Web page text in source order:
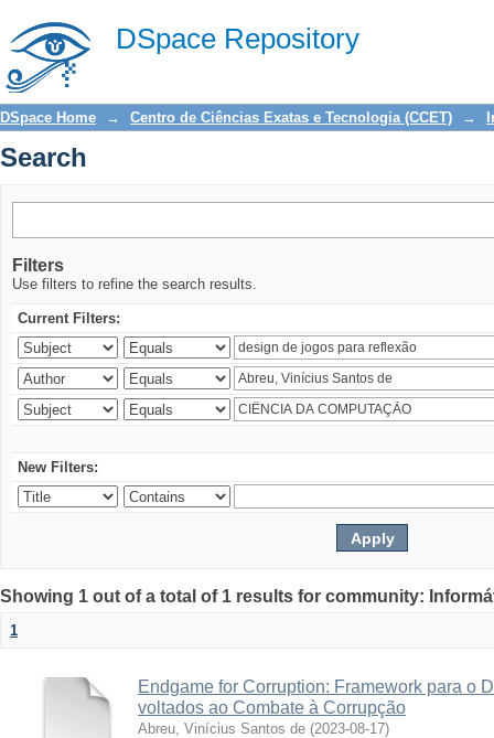
DSpace Repository
Search
DSpace Home → Centro de Ciências Exatas e Tecnologia (CCET) →
Search
Filters
Use filters to refine the search results.
Current Filters:
New Filters:
Showing 1 out of a total of 1 results for community:
1
Endgame for Corruption: Framework para o
voltados ao Combate à Corrupção
Abreu, Vinícius Santos de (2023-08-17)